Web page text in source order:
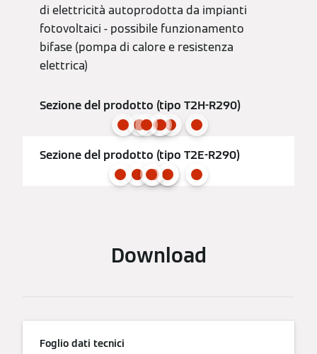
di elettricità autoprodotta da impianti
fotovoltaici - possibile funzionamento
bifase (pompa di calore e resistenza
elettrica)
Sezione del prodotto (tipo T2H-R290)
Sezione del prodotto (tipo T2E-R290)
Download
Foglio dati tecnici